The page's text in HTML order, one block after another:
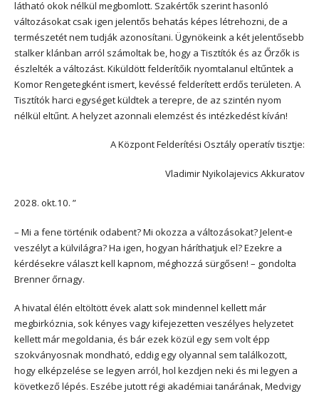
látható okok nélkül megbomlott. Szakértők szerint hasonló
változásokat csak igen jelentős behatás képes létrehozni, de a
természetét nem tudják azonosítani. Ügynökeink a két jelentősebb
stalker klánban arról számoltak be, hogy a Tisztítók és az Őrzők is
észlelték a változást. Kiküldött felderítőik nyomtalanul eltűntek a
Komor Rengetegként ismert, kevéssé felderített erdős területen. A
Tisztítók harci egységet küldtek a terepre, de az szintén nyom
nélkül eltűnt. A helyzet azonnali elemzést és intézkedést kíván!
A Központ Felderítési Osztály operatív tisztje:
Vladimir Nyikolajevics Akkuratov
2028. okt.10. ”
– Mi a fene történik odabent? Mi okozza a változásokat? Jelent-­e
veszélyt a külvilágra? Ha igen, hogyan háríthatjuk el? Ezekre a
kérdésekre választ kell kapnom, méghozzá sürgősen! – gondolta
Brenner őrnagy.
A hivatal élén eltöltött évek alatt sok mindennel kellett már
megbirkóznia, sok kényes vagy kifejezetten veszélyes helyzetet
kellett már megoldania, és bár ezek közül egy sem volt épp
szokványosnak mondható, eddig egy olyannal sem találkozott,
hogy elképzelése se legyen arról, hol kezdjen neki és mi legyen a
következő lépés. Eszébe jutott régi akadémiai tanárának, Medvigy